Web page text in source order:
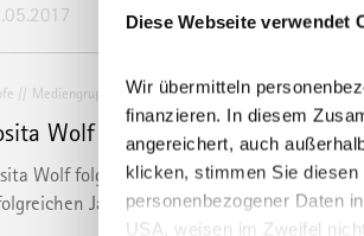
Diese Webseite verwendet
Wir übermitteln
finanzieren. In diesem
angereichert, auch
klicken, stimmen Sie
personenbezogener Daten
USA, weisen im Zweifel
Mediengruppe Klambt
Wolf wird neue
Wolf folgt auf Peter Viktor Kulig, der die
Jahren zum 01.07.2017 abgibt.